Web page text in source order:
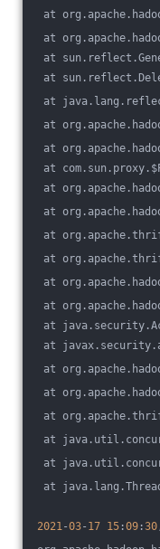
at
at
at
at
at
at
at
at
at
at
at
at
at
at
at
at
at
at
at
at
at
at
2021-03- 17 15 :09 :30